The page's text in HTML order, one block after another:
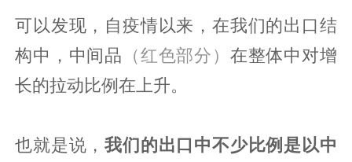
可以发现，自疫情以来，在我们的出口结
构中，中间品 （红色部分） 在整体中对增
长的拉动比例在上升。
也就是说，我们的出口中不少比例是以中